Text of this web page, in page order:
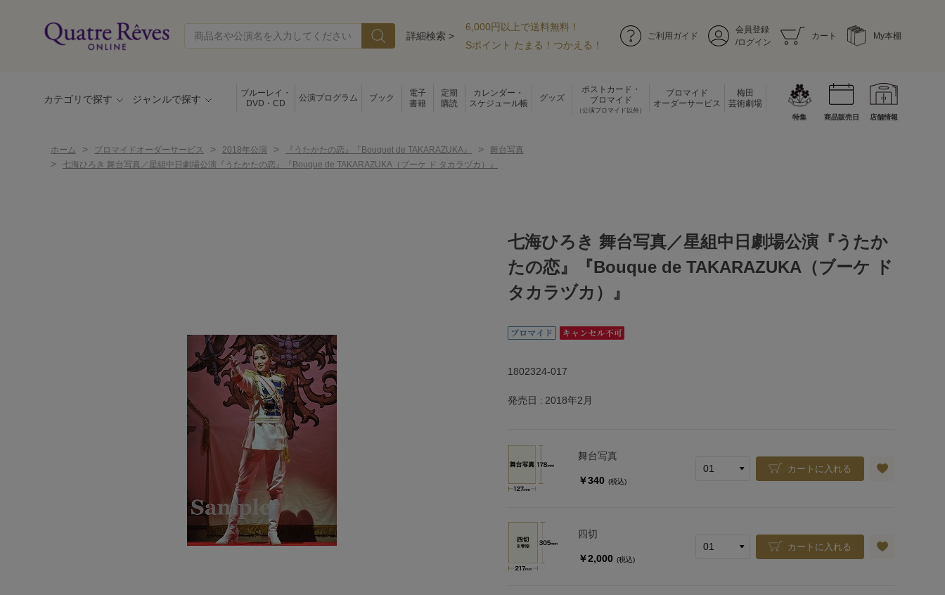
詳細検索 >
6,000円以上で送料無料！
Sポイント たまる！つかえる！
ご利用ガイド
会員登録
/ログイン
カート My本棚
カテゴリで探す ジャンルで探す
ブルーレイ・
DVD・CD
公演プログラム ブック
電子
書籍
定期
購読
カレンダー・
スケジュール帳
グッズ
ポストカード・
ブロマイド
（公演ブロマイド以外）
ブロマイド
オーダーサービス
梅田
芸術劇場
特集 商品販売日 店舗情報
ホーム > ブロマイドオーダーサービス > 2018年公演 > 『うたかたの恋』『Bouquet de TAKARAZUKA』 > 舞台写真
> 七海ひろき 舞台写真／星組中日劇場公演『うたかたの恋』『Bouque de TAKARAZUKA（ブーケ ド タカラヅカ）』
七海ひろき 舞台写真／星組中日劇場公演『うたか
たの恋』『Bouque de TAKARAZUKA（ブーケ ド
タカラヅカ）』
1802324-017
発売日 2018年2月
舞台写真
￥340 (税込)
カートに入れる
四切
￥2,000 (税込)
カートに入れる